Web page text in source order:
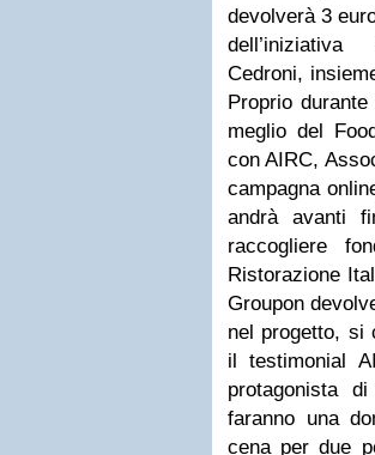
devolverà 3
Cedroni,
Proprio
meglio del
con AIRC,
campagna
andrà avanti
raccogliere
Ristorazione
Groupon
nel progetto, si
il testimonial
protagonista
faranno una
cena per due